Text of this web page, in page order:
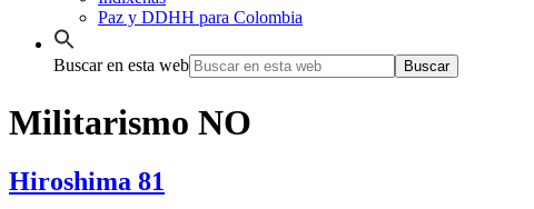
Paz y DDHH para Colombia
Buscar en esta web
Militarismo NO
Hiroshima 81